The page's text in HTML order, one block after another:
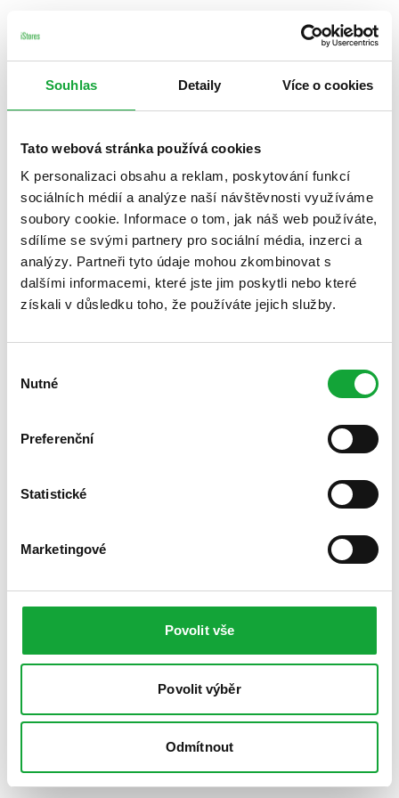
Souhlas Detaily Více o cookies
Tato webová stránka používá cookies
K personalizaci obsahu a reklam, poskytování funkcí
sociálních médií a analýze naší návštěvnosti využíváme
soubory cookie. Informace o tom, jak náš web používáte,
sdílíme se svými partnery pro sociální média, inzerci a
analýzy. Partneři tyto údaje mohou zkombinovat s
dalšími informacemi, které jste jim poskytli nebo které
získali v důsledku toho, že používáte jejich služby.
souhlasu
Nutné
Preferenční
Statistické
Marketingové
Povolit vše
Povolit výběr
Odmítnout